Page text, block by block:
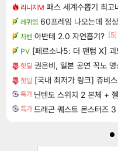
리니지M 패스 세계수뽑기 최고
레퀴엠 60프레임 나오는데 정
차벤 아반테 2.0 자연흡기? [5]
PV [페르소나5: 더 팬텀 X] 괴
핫딜 권은비, 일본 공연 꼭노 영
핫딜 [국내 최저가 링크] 쥬비
특가
특가